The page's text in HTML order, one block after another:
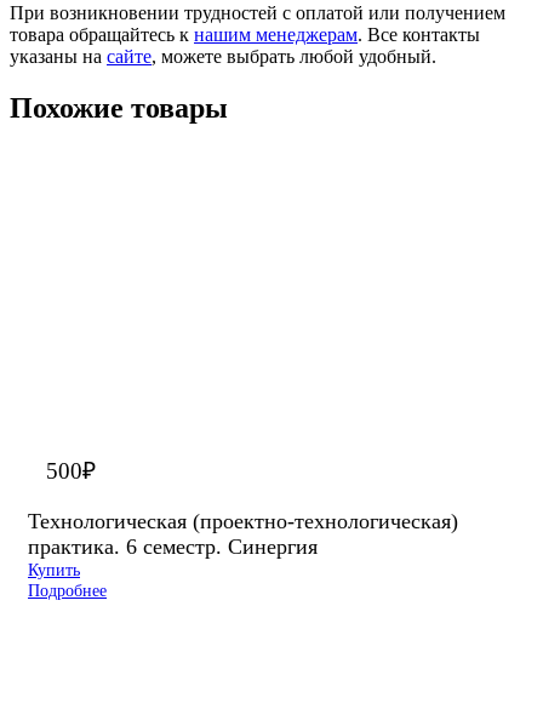
При возникновении трудностей с оплатой или получением
товара обращайтесь к нашим менеджерам. Все контакты
указаны на сайте, можете выбрать любой удобный.
Похожие товары
500₽
Технологическая (проектно-технологическая)
практика. 6 семестр. Синергия
Купить
Подробнее